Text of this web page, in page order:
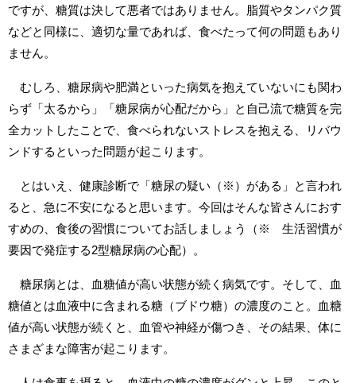
ですが、糖質は決して悪者ではありません。脂質やタンパク質
などと同様に、適切な量であれば、食べたって何の問題もあり
ません。
むしろ、糖尿病や肥満といった病気を抱えていないにも関わ
らず「太るから」「糖尿病が心配だから」と自己流で糖質を完
全カットしたことで、食べられないストレスを抱える、リバウ
ンドするといった問題が起こります。
とはいえ、健康診断で「糖尿の疑い（※）がある」と言われ
ると、急に不安になると思います。今回はそんな皆さんにおす
すめの、食後の習慣についてお話しましょう（※ 生活習慣が
要因で発症する2型糖尿病の心配）。
糖尿病とは、血糖値が高い状態が続く病気です。そして、血
糖値とは血液中に含まれる糖（ブドウ糖）の濃度のこと。血糖
値が高い状態が続くと、血管や神経が傷つき、その結果、体に
さまざまな障害が起こります。